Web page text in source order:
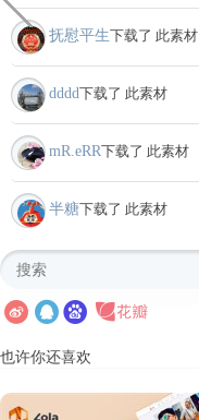
抚慰平生下载了 此素材
dddd下载了 此素材
mR.eRR下载了 此素材
半糖下载了 此素材
也许你还喜欢